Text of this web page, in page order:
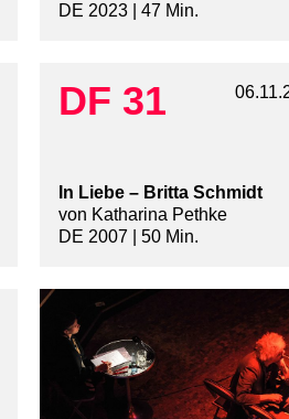
DE 2023 | 47 Min.
DF 31
In Liebe – Britta Schmidt
von Katharina Pethke
DE 2007 | 50 Min.